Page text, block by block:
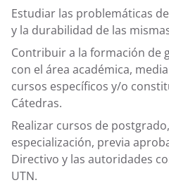
Estudiar las problemáticas
y la durabilidad de las
Contribuir a la formación de
con el área académica,
cursos específicos y/o
Cátedras.
Realizar cursos de
especialización, previa
Directivo y las autoridades
UTN.